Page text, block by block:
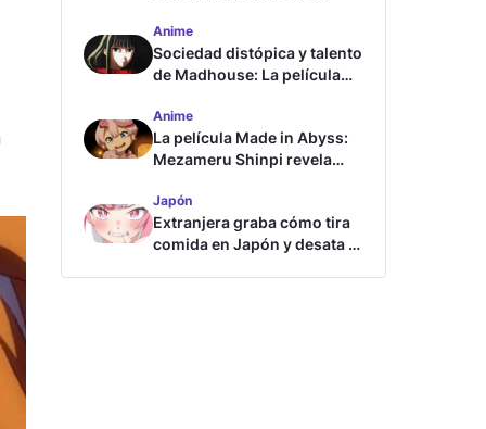
Anime
Sociedad distópica y talento
de Madhouse: La película
tráiler
Anime
La película Made in Abyss:
Mezameru Shinpi revela
Japón
Extranjera graba cómo tira
comida en Japón y desata la